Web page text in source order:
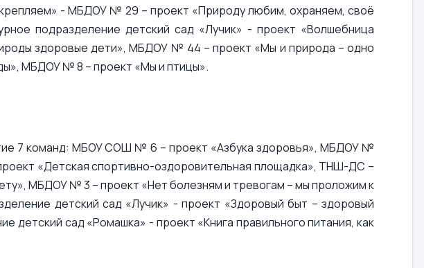
- МБДОУ № 29 – проект «Природу любим, охраняем, своё
подразделение детский сад «Лучик» - проект «Волшебница
здоровые дети», МБДОУ № 44 – проект «Мы и природа – одно
МБДОУ № 8 – проект «Мы и птицы».
7 команд: МБОУ СОШ № 6 – проект «Азбука здоровья», МБДОУ №
«Детская спортивно-оздоровительная площадка», ТНШ-ДС –
МБДОУ № 3 – проект «Нет болезням и тревогам – мы проложим к
детский сад «Лучик» - проект «Здоровый быт – здоровый
сад «Ромашка» - проект «Книга правильного питания, как